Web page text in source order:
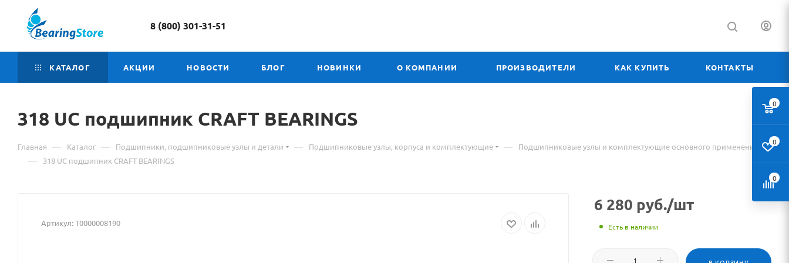
8 (800) 301-31-51
КАТАЛОГ АКЦИИ НОВОСТИ БЛОГ НОВИНКИ О КОМПАНИИ ПРОИЗВОДИТЕЛИ КАК КУПИТЬ КОНТАКТЫ
318 UC подшипник CRAFT Материал
о
BEARINGS
Главная — Каталог — Подшипники, подшипниковые узлы и детали — Подшипниковые узлы, корпуса и комплектующие — Подшипниковые узлы и комплектующие основного применения
— 318 UC подшипник CRAFT BEARINGS
Артикул:Т0000008190
6 280 руб./шт
Есть в наличии
0
0
0